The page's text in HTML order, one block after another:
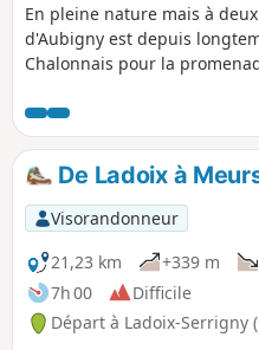
En pleine nature mais à
d'Aubigny est depuis
Chalonnais pour la
d'attention pour ne pas
de traverse du secteur.
De Ladoix à
Visorandonneur
21,23 km
+339 m
7h 00
Difficile
Départ à Ladoix-Serrigny